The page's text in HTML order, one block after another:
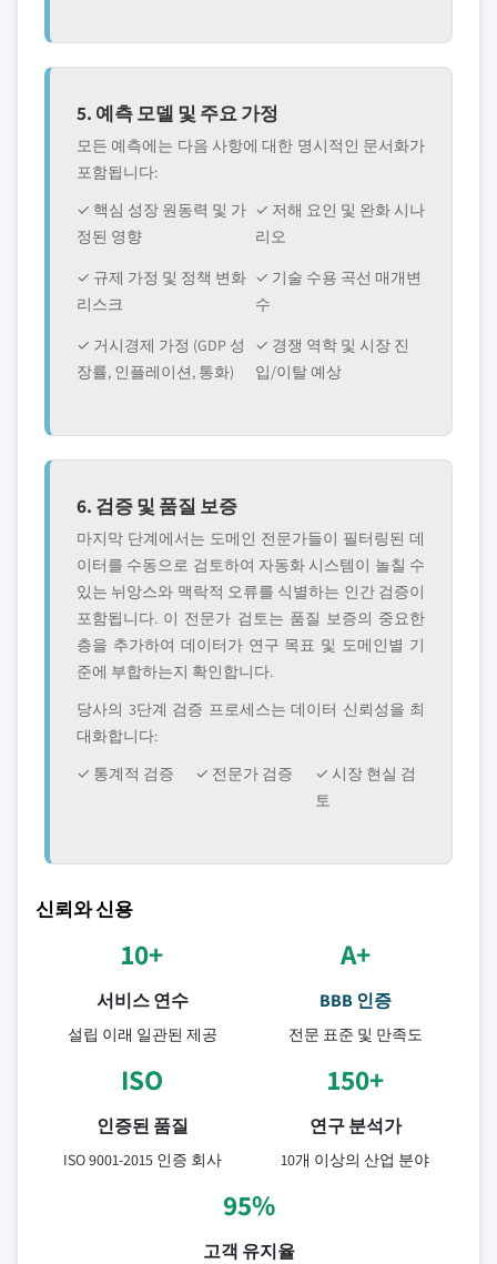
5. 예측 모델 및 주요 가정
모든 예측에는 다음 사항에 대한 명시적인 문서화가
포함됩니다:
✓ 핵심 성장 원동력 및 가
정된 영향
✓ 저해 요인 및 완화 시나
리오
✓ 규제 가정 및 정책 변화
리스크
✓ 기술 수용 곡선 매개변
수
✓ 거시경제 가정 (GDP 성
장률, 인플레이션, 통화)
✓ 경쟁 역학 및 시장 진
입/이탈 예상
6. 검증 및 품질 보증
마지막 단계에서는 도메인 전문가들이 필터링된 데
이터를 수동으로 검토하여 자동화 시스템이 놀칠 수
있는 뉘앙스와 맥락적 오류를 식별하는 인간 검증이
포함됩니다. 이 전문가 검토는 품질 보증의 중요한
층을 추가하여 데이터가 연구 목표 및 도메인별 기
준에 부합하는지 확인합니다.
당사의 3단계 검증 프로세스는 데이터 신뢰성을 최
대화합니다:
✓ 통계적 검증
✓ 전문가 검증
✓ 시장 현실 검
토
신뢰와 신용
10+
서비스 연수
설립 이래 일관된 제공
A+
BBB 인증
전문 표준 및 만족도
ISO
인증된 품질
ISO 9001-2015 인증 회사
150+
연구 분석가
10개 이상의 산업 분야
95%
고객 유지율